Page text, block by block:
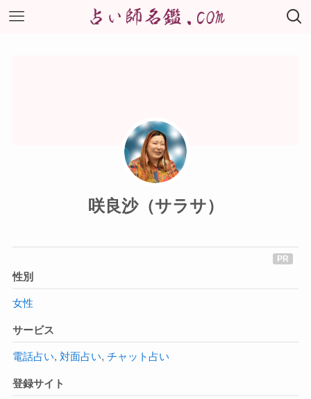
咲良沙（サラサ）
性別
女性
サービス
電話占い, 対面占い, チャット占い
登録サイト